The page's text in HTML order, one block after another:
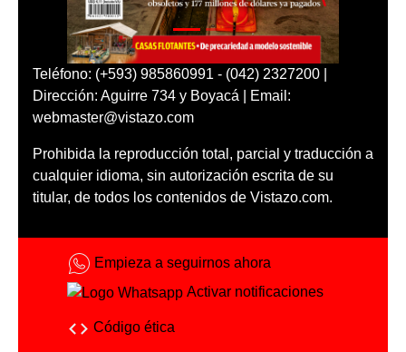
Teléfono: (+593) 985860991 - (042) 2327200 |
Dirección: Aguirre 734 y Boyacá | Email:
webmaster@vistazo.com
Prohibida la reproducción total, parcial y traducción a
cualquier idioma, sin autorización escrita de su
titular, de todos los contenidos de Vistazo.com.
Empieza a seguirnos ahora
Activar notificaciones
Código ética